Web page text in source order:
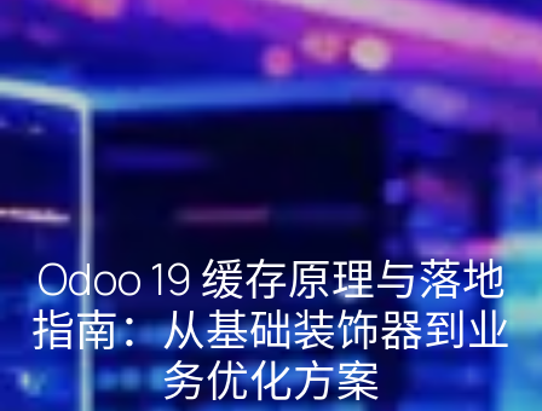
Odoo 19 缓存原理与落地
指南：从基础装饰器到业
务优化方案